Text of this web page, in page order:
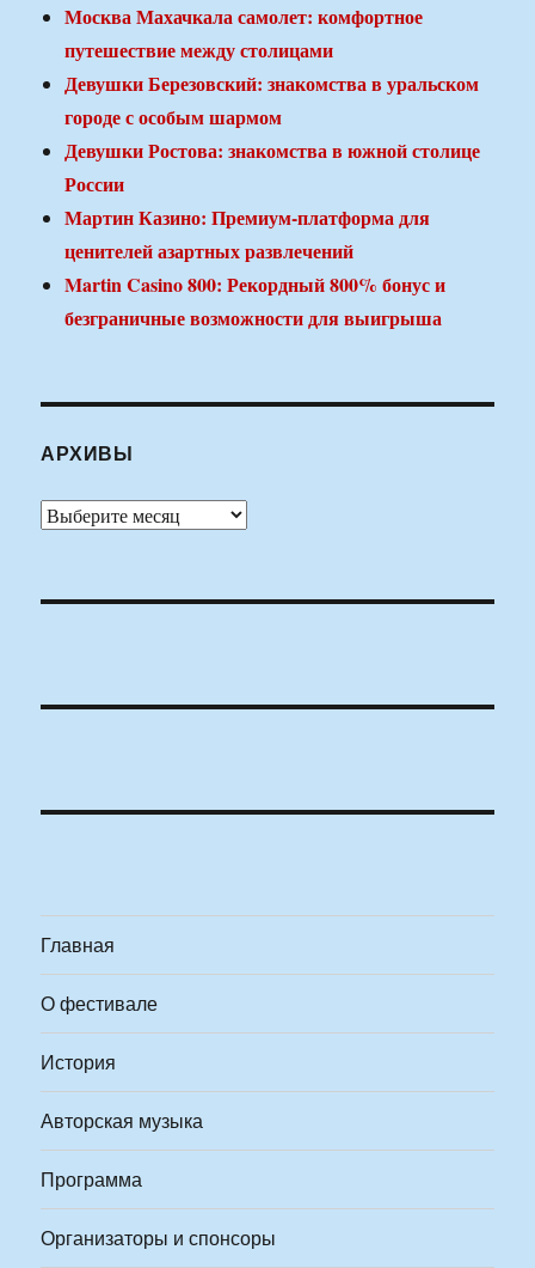
Москва Махачкала самолет: комфортное
путешествие между столицами
Девушки Березовский: знакомства в уральском
городе с особым шармом
Девушки Ростова: знакомства в южной столице
России
Мартин Казино: Премиум-платформа для
ценителей азартных развлечений
Martin Casino 800: Рекордный 800% бонус и
безграничные возможности для выигрыша
АРХИВЫ
Архивы
Главная
О фестивале
История
Авторская музыка
Программа
Организаторы и спонсоры